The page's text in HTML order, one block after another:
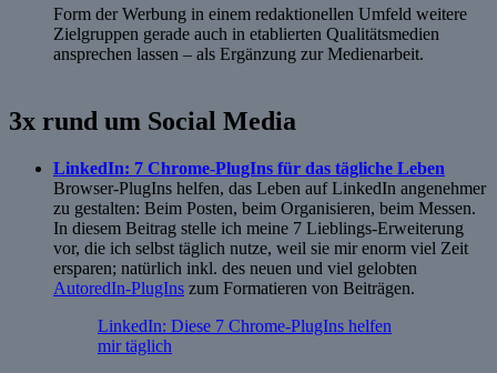
Form der Werbung in einem redaktionellen Umfeld weitere
Zielgruppen gerade auch in etablierten Qualitätsmedien
ansprechen lassen – als Ergänzung zur Medienarbeit.
3x rund um Social Media
LinkedIn: 7 Chrome-PlugIns für das tägliche Leben
Browser-PlugIns helfen, das Leben auf LinkedIn angenehmer
zu gestalten: Beim Posten, beim Organisieren, beim Messen.
In diesem Beitrag stelle ich meine 7 Lieblings-Erweiterung
vor, die ich selbst täglich nut­ze, weil sie mir enorm viel Zeit
ersparen; natürlich inkl. des neuen und viel gelobten
AutoredIn-PlugIns zum Formatieren von Beiträgen.
LinkedIn: Diese 7 Chrome-PlugIns helfen
mir täglich